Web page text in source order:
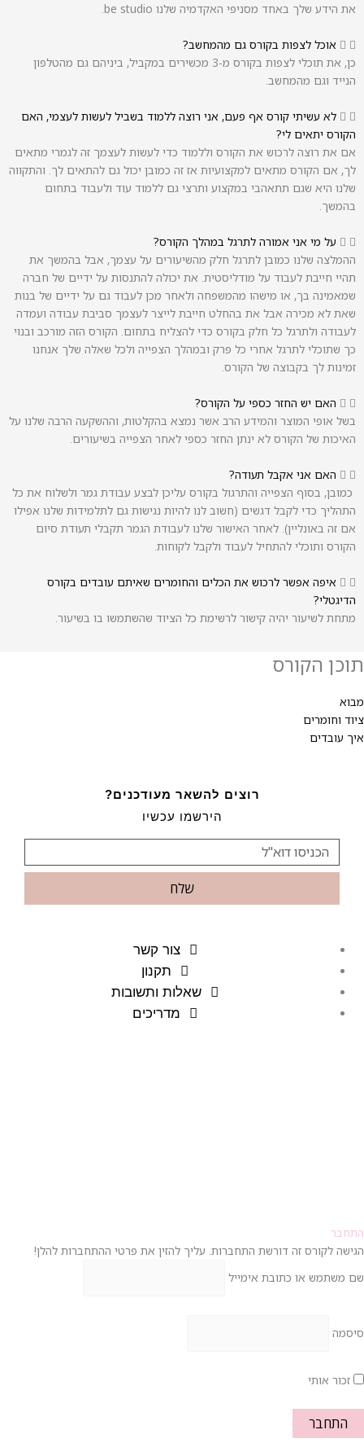
את הידע שלך ‏באחד מסניפי האקדמיה שלנו be studio.
אוכל לצפות בקורס גם מהמחשב?
כן, את תוכלי לצפות בקורס מ-3 מכשירים במקביל, ביניהם גם מהטלפון
הנייד וגם מהמחשב.
לא עשיתי קורס אף פעם, אני רוצה ללמוד בשביל לעשות לעצמי, האם
הקורס יתאים לי?
אם את רוצה לרכוש את הקורס וללמוד כדי לעשות לעצמך זה לגמרי מתאים
לך, ‏אם הקורס מתאים למקצועיות אז זה כמובן יכול גם להתאים לך. ‏והתקווה
שלנו היא שגם תתאהבי במקצוע ותרצי גם ללמוד עוד ולעבוד בתחום
בהמשך.
‏על מי אני אמורה לתרגל במהלך הקורס?
ההמלצה שלנו כמובן לתרגל חלק מהשיעורים על עצמך, ‏אבל בהמשך את
תהיי חייבת לעבוד על מודליסטית. ‏את יכולה להתנסות על ידיים של חברה
שמאמינה בך, ‏או מישהו מהמשפחה ‏ולאחר מכן לעבוד גם על ידיים של בנות
שאת לא מכירה ‏אבל את בהחלט חייבת לייצר לעצמך סביבת עבודה ועמדה
לעבודה ולתרגל כל חלק בקורס כדי להצליח בתחום. ‏הקורס הזה מורכב ובנוי
כך שתוכלי לתרגל אחרי כל פרק ובמהלך הצפייה ‏ולכל שאלה שלך אנחנו
זמינות לך בקבוצה של הקורס.
האם יש החזר כספי על הקורס?
בשל אופי המוצר והמידע הרב אשר נמצא בהקלטות, וההשקעה הרבה שלנו על
האיכות של הקורס לא ינתן החזר כספי לאחר הצפייה בשיעורים.
האם אני אקבל תעודה?
כמובן, בסוף הצפייה והתרגול בקורס עליכן לבצע עבודת גמר ולשלוח את כל
התהליך כדי לקבל דגשים (חשוב לנו להיות נגישות גם לתלמידות שלנו אפילו
אם זה באונליין). לאחר האישור שלנו לעבודת הגמר תקבלי תעודת סיום
הקורס ותוכלי להתחיל לעבוד ולקבל לקוחות.
איפה אפשר לרכוש את הכלים והחומרים שאיתם עובדים בקורס
הדיגטלי?
מתחת לשיעור יהיה קישור לרשימת כל הציוד שהשתמשו בו בשיעור.
תוכן הקורס
מבוא
ציוד וחומרים
איך עובדים
צור קשר
תקנון
שאלות ותשובות
מדריכים
רוצים להשאר מעודכנים?
הירשמו עכשיו
שלח
התחבר
הגישה לקורס זה דורשת התחברות. עליך להזין את פרטי ההתחברות להלן!
שם משתמש או כתובת אימייל
סיסמה
זכור אותי